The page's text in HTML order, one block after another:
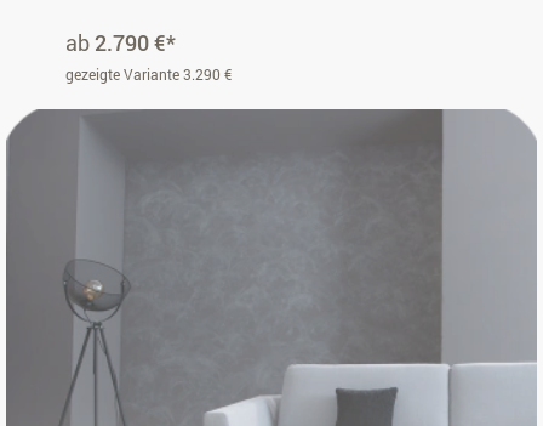
ab2.790 €*
gezeigte Variante 3.290 €